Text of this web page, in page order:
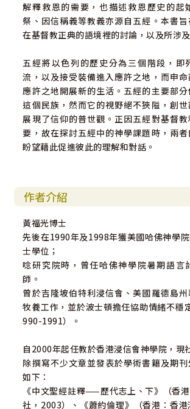
解釋救恩的需要，也描述救恩歷史的起
祭、因信稱義等教義亦源自五經。本書
在基督教正典的語境裡的討論，以及所涉
五經將以色列的歷史分為三個階段，即
流，以及接受裝備進入應許之地，而申
應許之地開展新的生活。五經的主要部
這個民族，然而它的視野絕不狹隘，創
展現了信仰的普世觀。正因五經對基督
要，故在探討五經中的神學課題時，兩者
盼望藉此促進彼此的理解和對話。
作者介紹
黃福光博士
先後在1990年及1998年獲美國哈佛神學
士學位；
唸研究院時，曾任哈佛神學院暑期語言
師。
曾於吉隆坡伯特利浸信會、美國羅德島
牧養工作，並於波士頓擔任協助情緒不穩
990-1991）。
自2000年起任教於香港浸信會神學院，現
除撰寫不少文章並發表於學術書籍及期
如下：
《中文聖經註釋——歷代志上、下》（香
社，2003）、《蕭約倫理》（香港：香